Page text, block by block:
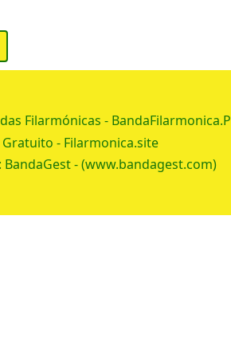
Filarmónicas -
Gratuito - Filarmonica.site
BandaGest -(www.bandagest.com)